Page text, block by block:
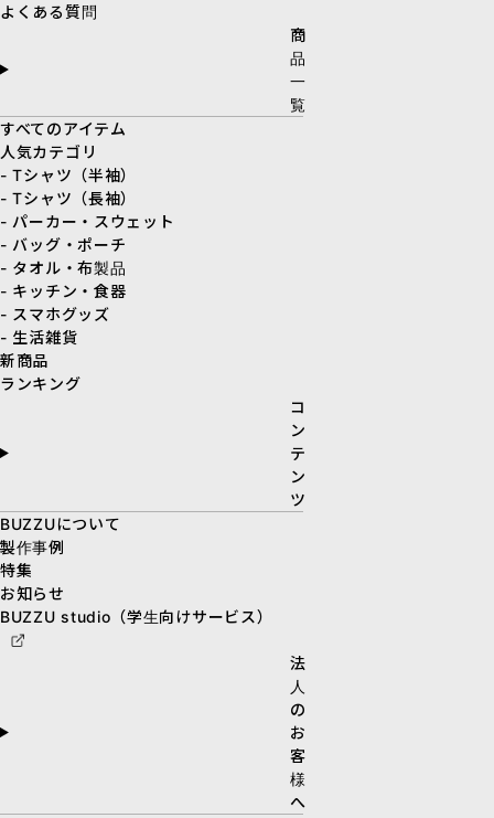
よくある質問
商
品
一
覧
すべてのアイテム
人気カテゴリ
- Tシャツ（半袖）
- Tシャツ（長袖）
- パーカー・スウェット
- バッグ・ポーチ
- タオル・布製品
- キッチン・食器
- スマホグッズ
- 生活雑貨
新商品
ランキング
コ
ン
テ
ン
ツ
BUZZUについて
製作事例
特集
お知らせ
BUZZU studio（学生向けサービス）
法
人
の
お
客
様
へ